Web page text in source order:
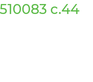
c.44